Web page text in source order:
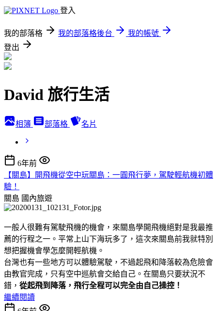
登入
我的部落格 我的部落格後台
我的帳號
登出
David 旅行生活
相簿 部落格 名片
6年前
【關島】開飛機從空中玩關島：一圓飛行夢，駕駛輕航機初體
驗！
關島 國內旅遊
一般人很難有駕駛飛機的機會，來關島學開飛機絕對是我最推
薦的行程之一。平常上山下海玩多了，這次來關島前我就特別
想把握機會學怎麼開輕航機。
台灣也有一些地方可以體驗駕駛，不過起飛和降落較為危險會
由教官完成，只有空中巡航會交給自己。在關島只要狀況不
錯， 從起飛到降落，飛行全程可以完全由自己操控！
繼續閱讀